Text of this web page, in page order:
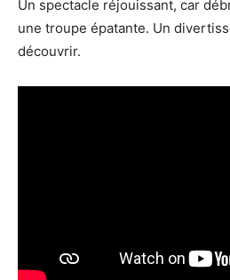
Un spectacle réjouissant, car
une troupe épatante. Un
découvrir.